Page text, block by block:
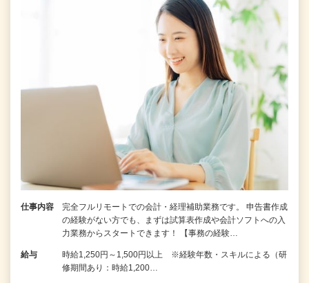
仕事内容
完全フルリモートでの会計・経理補助業務です。 申告書作成
の経験がない⽅でも、まずは試算表作成や会計ソフトへの⼊
⼒業務からスタートできます！ 【事務の経験…
給与
時給1,250円～1,500円以上 ※経験年数・スキルによる（研
修期間あり：時給1,200…